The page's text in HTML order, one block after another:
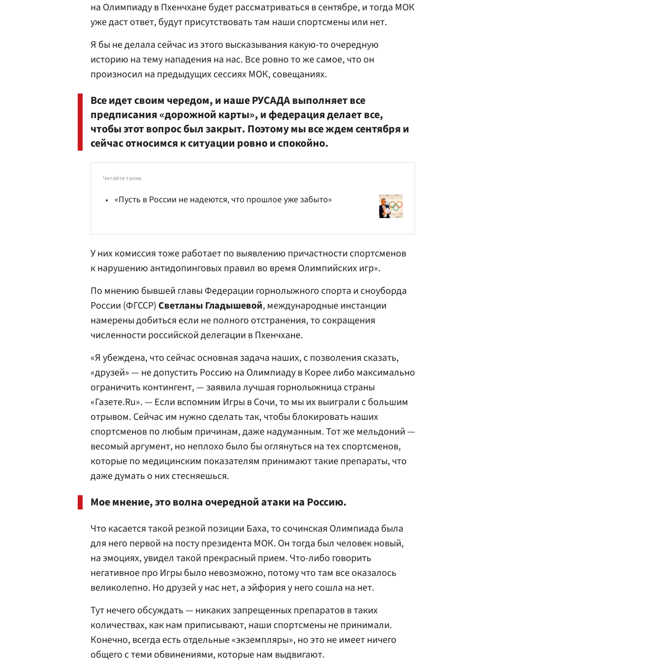
на Олимпиаду в Пхенчхане будет рассматриваться в сентябре, и тогда МОК
уже даст ответ, будут присутствовать там наши спортсмены или нет.
Я бы не делала сейчас из этого высказывания какую-то очередную
историю на тему нападения на нас. Все ровно то же самое, что он
произносил на предыдущих сессиях МОК, совещаниях.
Все идет своим чередом, и наше РУСАДА выполняет все
предписания «дорожной карты», и федерация делает все,
чтобы этот вопрос был закрыт. Поэтому мы все ждем сентября и
сейчас относимся к ситуации ровно и спокойно.
Читайте также
«Пусть в России не надеются, что прошлое уже забыто»
У них комиссия тоже работает по выявлению причастности спортсменов
к нарушению антидопинговых правил во время Олимпийских игр».
По мнению бывшей главы Федерации горнолыжного спорта и сноуборда
России (ФГССР) Светланы Гладышевой, международные инстанции
намерены добиться если не полного отстранения, то сокращения
численности российской делегации в Пхенчхане.
«Я убеждена, что сейчас основная задача наших, с позволения сказать,
«друзей» — не допустить Россию на Олимпиаду в Корее либо максимально
ограничить контингент, — заявила лучшая горнолыжница страны
«Газете.Ru». — Если вспомним Игры в Сочи, то мы их выиграли с большим
отрывом. Сейчас им нужно сделать так, чтобы блокировать наших
спортсменов по любым причинам, даже надуманным. Тот же мельдоний —
весомый аргумент, но неплохо было бы оглянуться на тех спортсменов,
которые по медицинским показателям принимают такие препараты, что
даже думать о них стесняешься.
Мое мнение, это волна очередной атаки на Россию.
Что касается такой резкой позиции Баха, то сочинская Олимпиада была
для него первой на посту президента МОК. Он тогда был человек новый,
на эмоциях, увидел такой прекрасный прием. Что-либо говорить
негативное про Игры было невозможно, потому что там все оказалось
великолепно. Но друзей у нас нет, а эйфория у него сошла на нет.
Тут нечего обсуждать — никаких запрещенных препаратов в таких
количествах, как нам приписывают, наши спортсмены не принимали.
Конечно, всегда есть отдельные «экземпляры», но это не имеет ничего
общего с теми обвинениями, которые нам выдвигают.